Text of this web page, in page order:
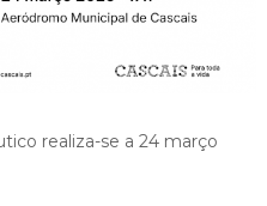
realiza-se a 24 março